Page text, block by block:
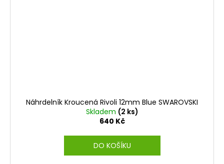
Náhrdelník Kroucená Rivoli 12mm Blue SWAROVSKI
Skladem (2 ks)
640 Kč
DO KOŠÍKU